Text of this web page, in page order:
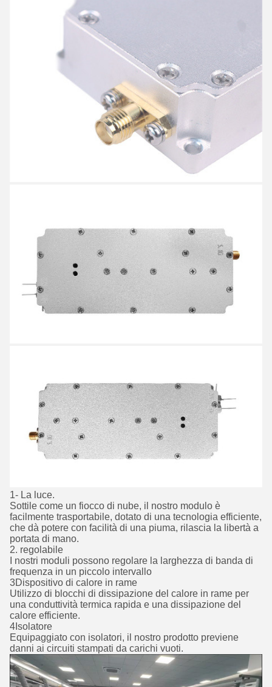
1- La luce.
Sottile come un fiocco di nube, il nostro modulo è
facilmente trasportabile, dotato di una tecnologia efficiente,
che dà potere con facilità di una piuma, rilascia la libertà a
portata di mano.
2. regolabile
I nostri moduli possono regolare la larghezza di banda di
frequenza in un piccolo intervallo
3Dispositivo di calore in rame
Utilizzo di blocchi di dissipazione del calore in rame per
una conduttività termica rapida e una dissipazione del
calore efficiente.
4Isolatore
Equipaggiato con isolatori, il nostro prodotto previene
danni ai circuiti stampati da carichi vuoti.